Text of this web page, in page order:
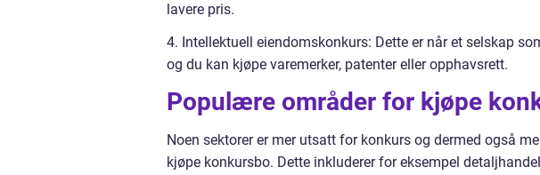
lavere pris.
4. Intellektuell eiendomskonkurs: Dette er når et selskap
og du kan kjøpe varemerker, patenter eller opphavsrett.
Populære områder for kjøpe
Noen sektorer er mer utsatt for konkurs og dermed også
kjøpe konkursbo. Dette inkluderer for eksempel